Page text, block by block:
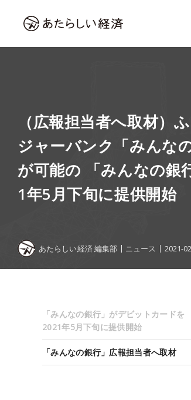
（広報担当者へ取材）
ジャーバンク「みんな
が可能の 「みんなの銀
1年5月下旬に提供開始
あたらしい経済 編集部 ニュース 2021-
「みんなの銀行」がデビットカードを
2021年5月下旬に提供開始
「みんなの銀行」広報担当者へ取材